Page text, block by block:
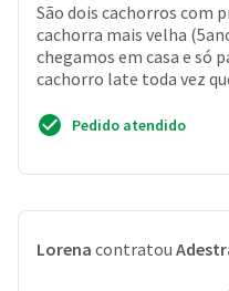
São dois cachorros com
cachorra mais velha
chegamos em casa e só
cachorro late toda vez
Pedido atendido
Lorena contratou